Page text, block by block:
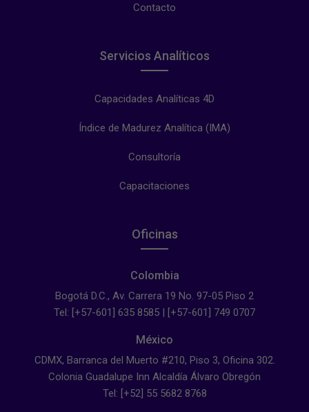
Contacto
Servicios Analíticos
Capacidades Analíticas 4D
Índice de Madurez Analítica (IMA)
Consultoría
Capacitaciones
Oficinas
Colombia
Bogotá D.C., Av. Carrera 19 No. 97-05 Piso 2
Tel: [+57-601] 635 8585 | [+57-601] 749 0707
México
CDMX, Barranca del Muerto #210, Piso 3, Oficina 302.
Colonia Guadalupe Inn Alcaldía Álvaro Obregón
Tel: [+52] 55 5682 8768